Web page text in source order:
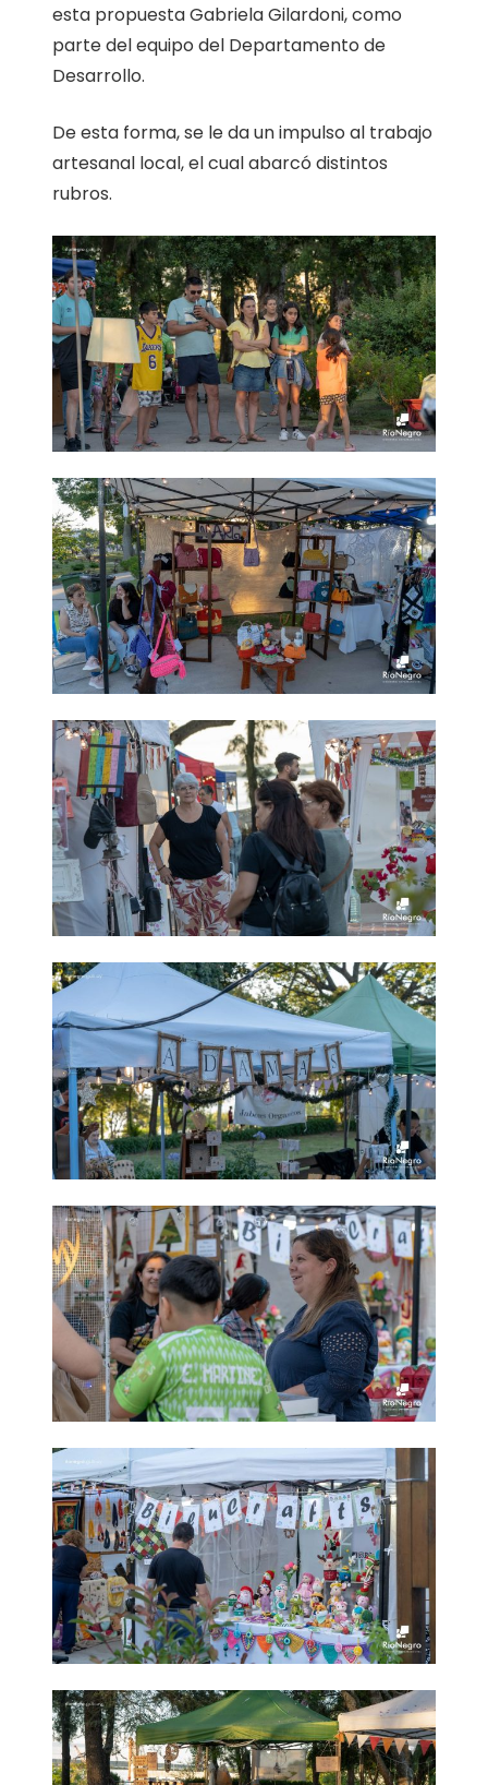
esta propuesta Gabriela Gilardoni, como
parte del equipo del Departamento de
Desarrollo.
De esta forma, se le da un impulso al trabajo
artesanal local, el cual abarcó distintos
rubros.